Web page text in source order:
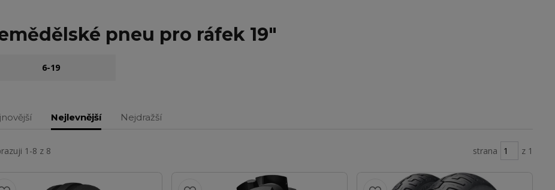
pneu pro ráfek 19"
6-19
Nejlevnější Nejdražší
1-8 z 8 strana z 1